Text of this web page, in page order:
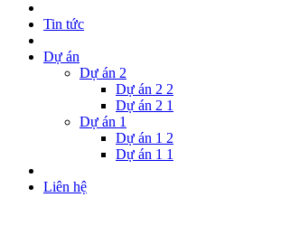
Tin tức
Dự án
Dự án 2
Dự án 2 2
Dự án 2 1
Dự án 1
Dự án 1 2
Dự án 1 1
Liên hệ